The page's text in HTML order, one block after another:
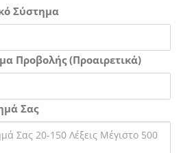
Σύστημα
Προβολής (Προαιρετικά)
Σας